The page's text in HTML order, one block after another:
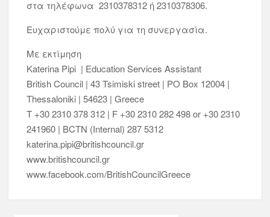
στα τηλέφωνα 2310378312 ή 2310378306.
Ευχαριστούμε πολύ για τη συνεργασία.
Με εκτίμηση
Katerina Pipi | Education Services Assistant
British Council | 43 Tsimiski street | PO Box 12004 |
Thessaloniki | 54623 | Greece
T +30 2310 378 312 | F +30 2310 282 498 or +30 2310
241960 | BCTN (Internal) 287 5312
katerina.pipi@britishcouncil.gr
www.britishcouncil.gr
www.facebook.com/BritishCouncilGreece